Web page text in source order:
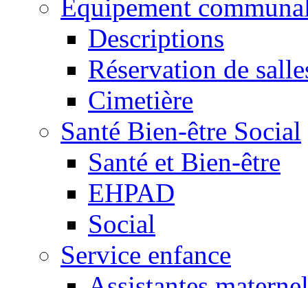
Equipement
Descriptions
Réservation de
Cimetière
Santé Bien-être Social
Santé et Bien-être
EHPAD
Social
Service enfance